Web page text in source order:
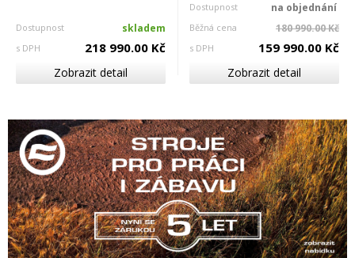
Dostupnost skladem
s DPH 218 990.00 Kč
Zobrazit detail
Dostupnost na objednání
Běžná cena 180 990.00 Kč
s DPH 159 990.00 Kč
Zobrazit detail